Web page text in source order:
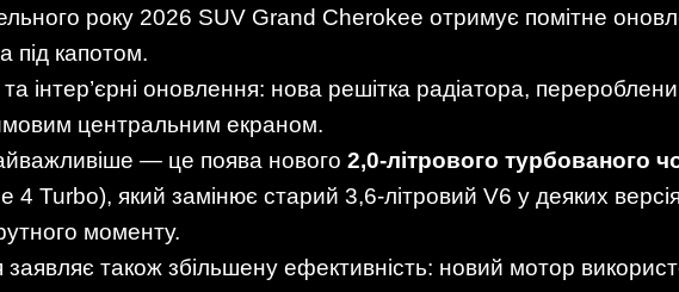
року 2026 SUV Grand Cherokee отримує помітне
під капотом.
та інтер’єрні оновлення: нова решітка радіатора,
центральним екраном.
— це поява нового 2,0-літрового турбованого
4 Turbo), який замінює старий 3,6-літровий V6 у деяких
моменту.
заявляє також збільшену ефективність: новий мотор